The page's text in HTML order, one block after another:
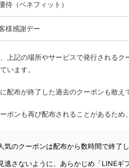
待（ベネフィット）
様感謝デー
上記の場所やサービスで発行される
います。
配布が終了した過去のクーポンも敢え
ポンも再び配布されることがあるため
気のクーポンは配布から数時間で終了
逃さないように、あらかじめ「LINEギ